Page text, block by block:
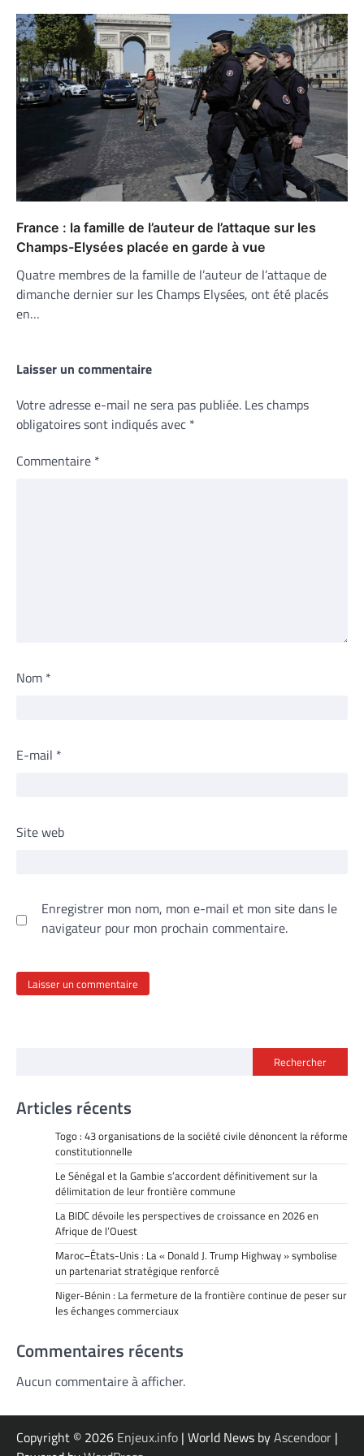
France : la famille de l’auteur de l’attaque sur les
Champs-Elysées placée en garde à vue
Quatre membres de la famille de l’auteur de l’attaque de
dimanche dernier sur les Champs Elysées, ont été placés
en…
Laisser un commentaire
Votre adresse e-mail ne sera pas publiée. Les champs
obligatoires sont indiqués avec *
Commentaire *
Nom *
E-mail *
Site web
Enregistrer mon nom, mon e-mail et mon site dans le
navigateur pour mon prochain commentaire.
Rechercher
Articles récents
Togo : 43 organisations de la société civile dénoncent la réforme
constitutionnelle
Le Sénégal et la Gambie s’accordent définitivement sur la
délimitation de leur frontière commune
La BIDC dévoile les perspectives de croissance en 2026 en
Afrique de l’Ouest
Maroc–États-Unis : La « Donald J. Trump Highway » symbolise
un partenariat stratégique renforcé
Niger-Bénin : La fermeture de la frontière continue de peser sur
les échanges commerciaux
Commentaires récents
Aucun commentaire à afficher.
Copyright © 2026 Enjeux.info | World News byAscendoor |